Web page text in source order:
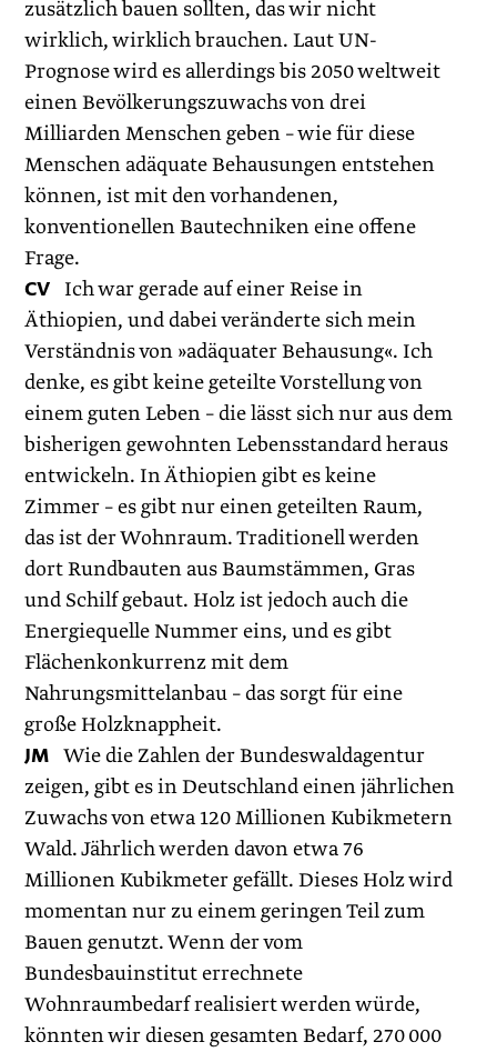
zusätzlich bauen sollten, das wir nicht
wirklich, wirklich brauchen. Laut UN-
Prognose wird es allerdings bis 2050 weltweit
einen Bevölkerungszuwachs von drei
Milliarden Menschen geben – wie für diese
Menschen adäquate Behausungen entstehen
können, ist mit den vorhandenen,
konventionellen Bautechniken eine offene
Frage.
CV Ich war gerade auf einer Reise in
Äthiopien, und dabei veränderte sich mein
Verständnis von »adäquater Behausung«. Ich
denke, es gibt keine geteilte Vorstellung von
einem guten Leben – die lässt sich nur aus dem
bisherigen gewohnten Lebensstandard heraus
entwickeln. In Äthiopien gibt es keine
Zimmer – es gibt nur einen geteilten Raum,
das ist der Wohnraum. Traditionell werden
dort Rundbauten aus Baumstämmen, Gras
und Schilf gebaut. Holz ist jedoch auch die
Energiequelle Nummer eins, und es gibt
Flächenkonkurrenz mit dem
Nahrungsmittelanbau – das sorgt für eine
große Holzknappheit.
JM Wie die Zahlen der Bundeswaldagentur
zeigen, gibt es in Deutschland einen jährlichen
Zuwachs von etwa 120 Millionen Kubikmetern
Wald. Jährlich werden davon etwa 76
Millionen Kubik­meter gefällt. Dieses Holz wird
momentan nur zu einem geringen Teil zum
Bauen genutzt. Wenn der vom
Bundesbauinstitut errechnete
Wohnraumbedarf realisiert werden würde,
könnten wir diesen gesamten Bedarf, 270 000